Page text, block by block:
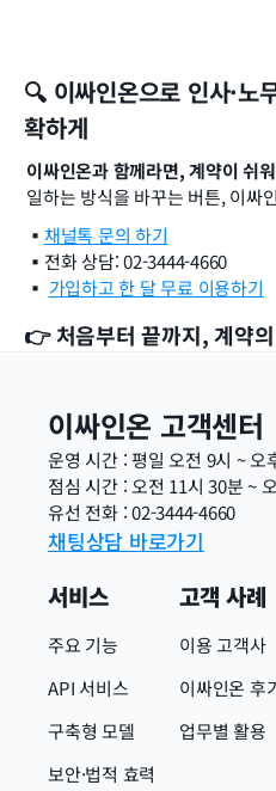
🔍 이싸인온으로 인사·노
확하게
이싸인온과 함께라면, 계약이 쉬
일하는 방식을 바꾸는 버튼, 이싸
▪️ 채널톡 문의 하기
▪️전화 상담: 02-3444-4660
▪️ 가입하고 한 달 무료 이용하기
👉 처음부터 끝까지, 계약
이싸인온 고객센터
운영 시간 : 평일 오전 9시 ~ 오
점심 시간 : 오전 11시 30분 ~
유선 전화 : 02-3444-4660
채팅상담 바로가기
서비스
주요 기능
API 서비스
구축형 모델
보안·법적 효력
고객 사례
이용 고객사
이싸인온 후
업무별 활용